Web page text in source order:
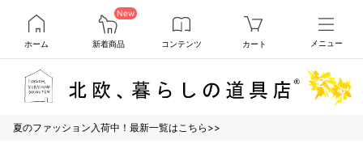
ホーム
New
新着商品 コンテンツ カート メニュー
夏のファッション入荷中！最新一覧はこちら>>